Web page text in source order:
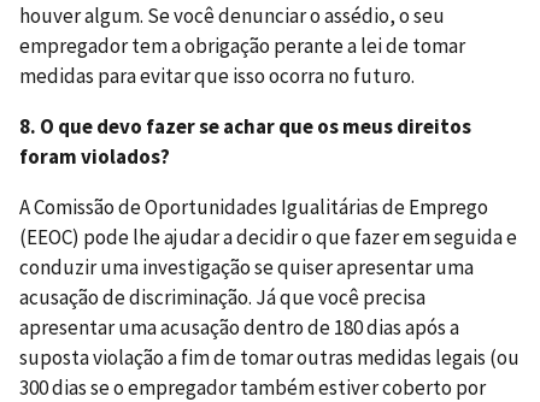
houver algum. Se você denunciar o assédio, o seu
empregador tem a obrigação perante a lei de tomar
medidas para evitar que isso ocorra no futuro.
8. O que devo fazer se achar que os meus direitos
foram violados?
A Comissão de Oportunidades Igualitárias de Emprego
(EEOC) pode lhe ajudar a decidir o que fazer em seguida e
conduzir uma investigação se quiser apresentar uma
acusação de discriminação. Já que você precisa
apresentar uma acusação dentro de 180 dias após a
suposta violação a fim de tomar outras medidas legais (ou
300 dias se o empregador também estiver coberto por